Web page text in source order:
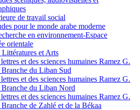
de travail social
pour le monde arabe moderne
en environnement-Espace
orientale
et Arts
et des sciences humaines Ramez G.
du Liban Sud
et des sciences humaines Ramez G.
du Liban Nord
et des sciences humaines Ramez G.
de Zahlé et de la Békaa